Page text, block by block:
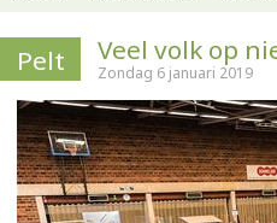
Pelt Veel volk op
Zondag 6 januari 2019